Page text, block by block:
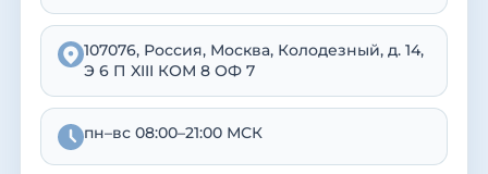
107076, Россия, Москва, Колодезный, д. 14,
Э 6 П XIII КОМ 8 ОФ 7
пн–вс 08:00–21:00 МСК